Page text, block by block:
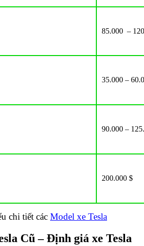
85.000 –
35.000 –
90.000 –
200.000 $
chi tiết các Model xe Tesla
Cũ – Định giá xe Tesla